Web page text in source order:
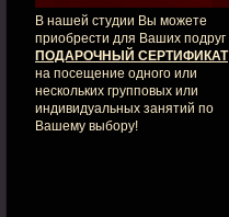
В нашей студии Вы можете
приобрести для Ваших подруг
ПОДАРОЧНЫЙ СЕРТИФИКАТ
на посещение одного или
нескольких групповых или
индивидуальных занятий по
Вашему выбору!